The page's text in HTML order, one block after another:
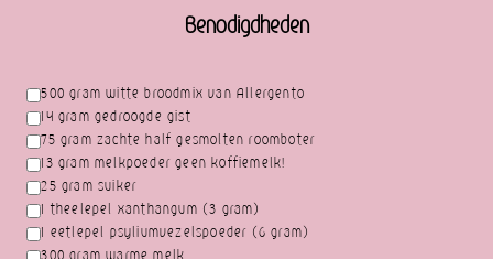
Benodigdheden
500 gram witte broodmix van Allergento
14 gram gedroogde gist
75 gram zachte half gesmolten roomboter
13 gram melkpoeder geen koffiemelk!
25 gram suiker
1 theelepel xanthangum (3 gram)
1 eetlepel psyliumvezelspoeder (6 gram)
300 gram warme melk